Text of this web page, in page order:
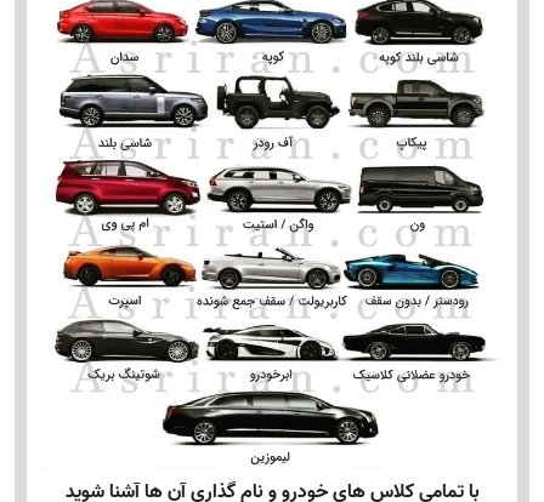
با تمامی کلاس های خودرو و نام گذاری آن ها آشنا شوید